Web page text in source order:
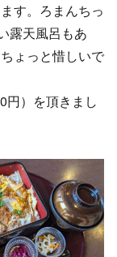
す。ろまんちっ
露天風呂もあ
ょっと惜しいで
円）を頂きまし